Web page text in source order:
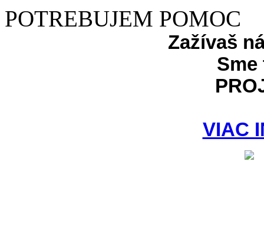
POTREBUJEM POMOC
Zažívaš
Sme
VIAC